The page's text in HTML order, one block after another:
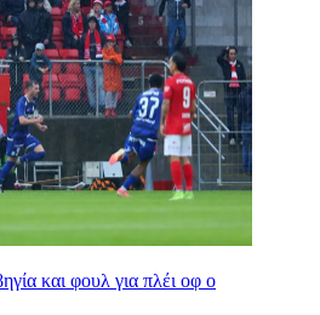
και φουλ για πλέι οφ ο